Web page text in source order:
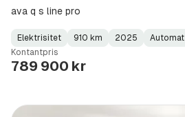
ava q s line pro
Fuel
Type:
Elektrisitet
Kilometerstand :
910 km
Model
Year:
2025
Gearbox
Type:
Automat
Kontantpris
789 900 kr